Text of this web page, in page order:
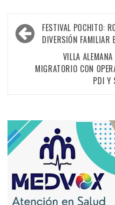
FESTIVAL POCHITO:
DIVERSIÓN FAMILIAR
VILLA
MIGRATORIO CON
PDI Y